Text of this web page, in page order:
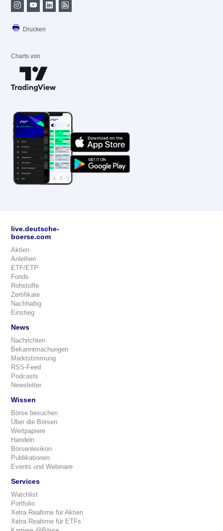
Drucken
Charts von
live.deutsche-
boerse.com
Aktien
Anleihen
ETF/ETP
Fonds
Rohstoffe
Zertifikate
Nachhaltig
Einstieg
News
Nachrichten
Bekanntmachungen
Marktstimmung
RSS-Feed
Podcasts
Newsletter
Wissen
Börse besuchen
Über die Börsen
Wertpapiere
Handeln
Börsenlexikon
Publikationen
Events und Webinare
Services
Watchlist
Portfolio
Xetra Realtime für Aktien
Xetra Realtime für ETFs